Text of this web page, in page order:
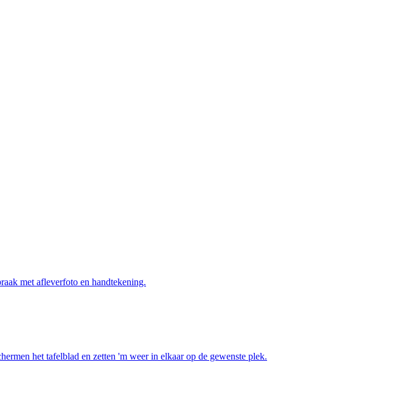
met afleverfoto en handtekening.
het tafelblad en zetten 'm weer in elkaar op de gewenste plek.